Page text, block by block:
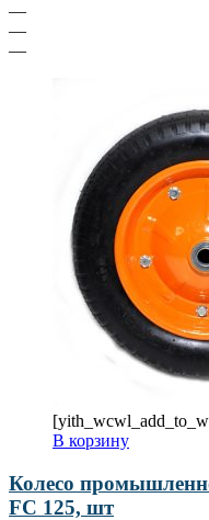
—
—
—
В корзину
Колесо
FC 125, шт